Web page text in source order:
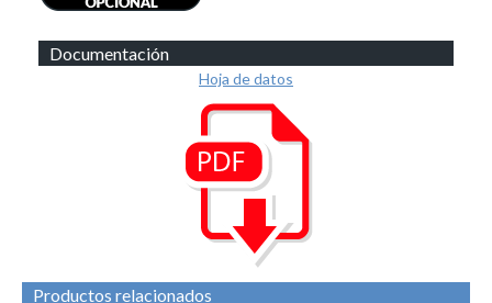
Documentación
Hoja de datos
Productos relacionados